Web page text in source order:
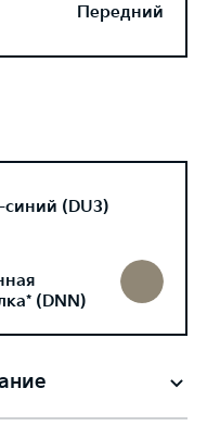
Передний
синий (DU3)
(DNN)